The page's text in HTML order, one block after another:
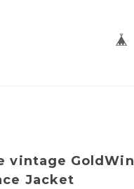
vintage GoldWin
Jacket